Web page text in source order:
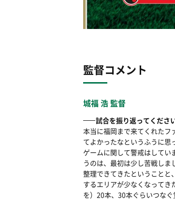
監督コメント
城福 浩 監督
試合を振り返ってください
本当に福岡まで来てくれたフ
てよかったなというふうに思
ゲームに関して警戒はして
うのは、最初は少し苦戦し
整理できてきたということと
するエリアが少なくなってき
を）20本、30本ぐらいつな